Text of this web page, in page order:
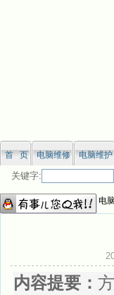
首 页 电脑维修 电脑维护
关键字:
您当前位置： 网站首页>> 电
内容提要：